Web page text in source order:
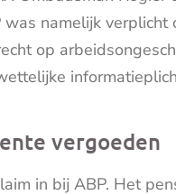
namelijk verplicht
op
vergoeden
in bij ABP. Het